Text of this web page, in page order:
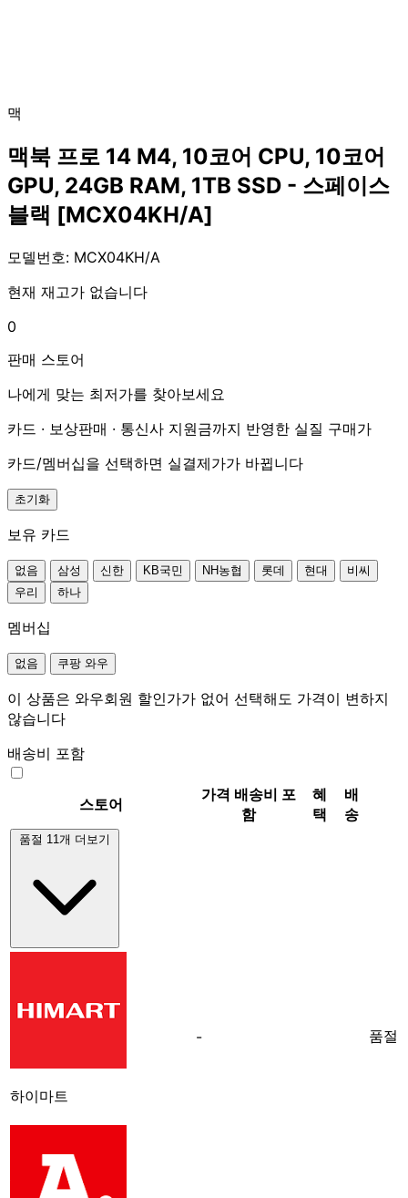
맥
맥북 프로 14 M4, 10코어 CPU, 10코어
GPU, 24GB RAM, 1TB SSD - 스페이스
블랙 [MCX04KH/A]
모델번호: MCX04KH/A
현재 재고가 없습니다
0
판매 스토어
나에게 맞는 최저가를 찾아보세요
카드 · 보상판매 · 통신사 지원금까지 반영한 실질 구매가
카드/멤버십을 선택하면 실결제가가 바뀝니다
초기화
보유 카드
없음 삼성 신한 KB국민 NH농협 롯데 현대
비씨
우리
하나
멤버십
없음 쿠팡 와우
이 상품은 와우회원 할인가가 없어 선택해도 가격이 변하지
않습니다
배송비 포함
스토어
가격 배송비 포
함
혜
택
배
송
품절 11개 더보기
하이마트
- 품절